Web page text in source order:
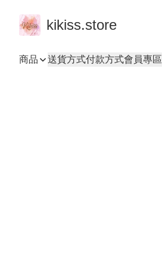
kikiss.store
商品 送貨方式付款方式會員專區